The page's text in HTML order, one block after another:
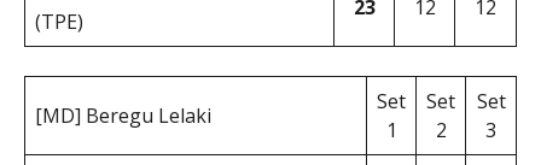
(TPE)
23 12 12
[MD] Beregu Lelaki
Set
1
Set
2
Set
3